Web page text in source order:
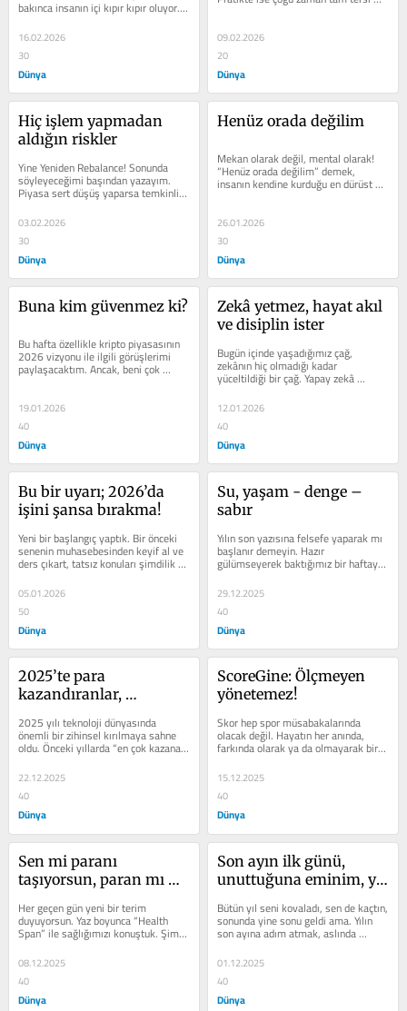
bakınca insa­nın içi kıpır kıpır oluyor.
Endeks rekor konu­şuyor,...
16.02.2026
30
Dünya
oluyor. Para arttıkça huzur değil,...
09.02.2026
20
Dünya
Hiç işlem yapmadan
aldığın riskler
Yine Yeniden Rebalance! Sonunda
söy­leyeceğimi başından yazayım.
Piyasa sert düşüş yaparsa temkinli
olarak yapılma­sı gereken 2
aksiyon;...
03.02.2026
30
Dünya
Henüz orada değilim
Mekan olarak değil, mental olarak!
“Henüz orada deği­lim” demek,
insanın kendine kur­duğu en dürüst
cümlelerden biri­dir bence. Bu...
26.01.2026
30
Dünya
Buna kim güvenmez ki?
Bu hafta özellikle kripto pi­yasasının
2026 vizyonu ile ilgili görüşlerimi
paylaşacak­tım. Ancak, beni çok
rahatsız eden ve...
19.01.2026
40
Dünya
Zekâ yetmez, hayat akıl
ve disiplin ister
Bugün içinde yaşadığımız çağ,
zekânın hiç olmadığı kadar
yüceltildiği bir çağ. Yapay zekâ
modelleri, otomasyon araçları,
analiz...
12.01.2026
40
Dünya
Bu bir uyarı; 2026’da
işini şansa bırakma!
Yeni bir başlangıç yaptık. Bir önceki
senenin muhasebesinden keyif al ve
ders çıkart, tatsız konuları şimdilik
temkinli olmak için fırsat...
05.01.2026
50
Dünya
Su, yaşam - denge –
sabır
Yılın son yazısına felsefe yaparak mı
başla­nır demeyin. Hazır
gülümseyerek baktığı­mız bir haftaya
başlıyoruz, metaforu herkesin...
29.12.2025
40
Dünya
2025’te para
kazandıranlar,
kazanmasını
sağlayanlardı
2025 yılı teknoloji dünyasın­da
önemli bir zihinsel kırıl­maya sahne
oldu. Önceki yıllar­da “en çok kazanan
22.12.2025
40
Dünya
ScoreGine: Ölçmeyen
yönetemez!
Skor hep spor müsabakalarında
olacak de­ğil. Hayatın her anında,
farkında olarak ya da olmayarak bir
karar veririz ve her karar ar­kamızda...
15.12.2025
40
Dünya
Sen mi paranı
taşıyorsun, paran mı
Her geçen gün yeni bir terim
duyuyorsun. Yaz boyunca “Health
Span” ile sağlığımızı konuştuk. Şimdi
sıra paramıza geldi Money Span...
08.12.2025
40
Dünya
Son ayın ilk günü,
unuttuğuna eminim, ya
Bütün yıl seni kovaladı, sen de kaçtın,
sonunda yine sonu geldi ama. Yılın
son ayına adım atmak, aslında
sıradan bir takvim değişimi...
01.12.2025
40
Dünya